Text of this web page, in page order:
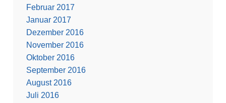
Februar 2017
Januar 2017
Dezember 2016
November 2016
Oktober 2016
September 2016
August 2016
Juli 2016